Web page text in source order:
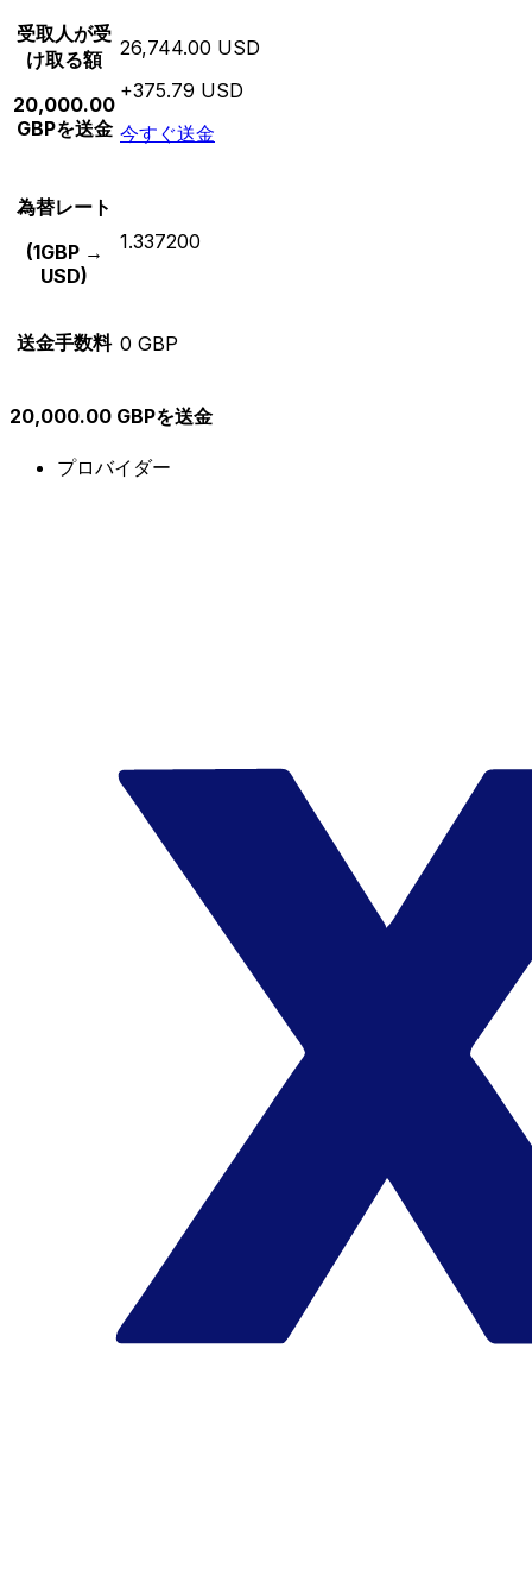
受取人が受
け取る額
20,000.00
GBPを送金
26,744.00 USD
+375.79 USD
今すぐ送金
為替レート
(1GBP →
USD)
1.337200
送金手数料 0 GBP
20,000.00 GBPを送金
プロバイダー